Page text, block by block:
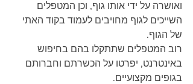
ואושרה על ידי אותו גוף, וכן המטפלים
השייכים לגוף מחויבים לעמוד בקוד האתי
של הגוף.
רוב המטפלים שתתקלו בהם בחיפוש
באינטרנט, יפרטו על הכשרתם וחברותם
בגופים מקצועיים.